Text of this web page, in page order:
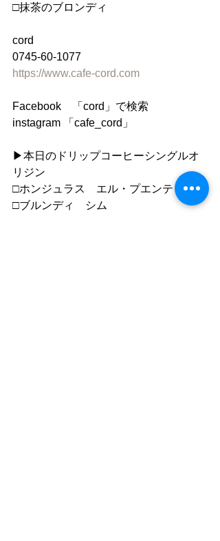
□抹茶のブロンディ
cord
0745-60-1077
https://www.cafe-cord.com
Facebook　「cord」で検索
instagram 「cafe_cord」
▶︎本日のドリップコーヒーシングルオ
リジン
□ホンジュラス　エル・プエンテ
□ブルンディ　シム